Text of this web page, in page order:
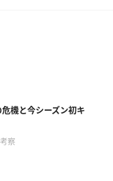
機と今シーズン初キ
察